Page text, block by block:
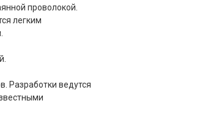
проволокой.
легким
Разработки ведутся